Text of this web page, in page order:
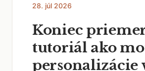
28. júl 2026
Koniec
tutoriál ako
personalizácie